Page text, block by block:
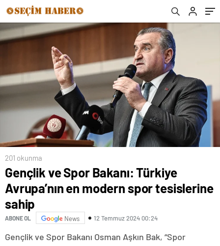
201 okunma
Gençlik ve Spor Bakanı: Türkiye
Avrupa’nın en modern spor tesislerine
sahip
ABONE OL News 12 Temmuz 2024 00:24
Gençlik ve Spor Bakanı Osman Aşkın Bak, “Spor